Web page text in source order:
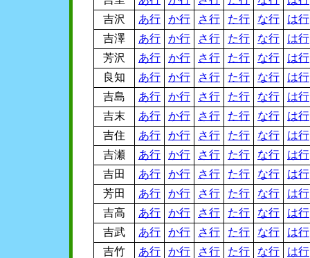
吉沢
あ行 か行 さ行 た行 な行
は行
吉澤
あ行 か行 さ行 た行 な行
は行
芳沢
あ行 か行 さ行 た行 な行
は行
良知
あ行 か行 さ行 た行 な行
は行
吉島
あ行 か行 さ行 た行 な行
は行
吉末
あ行 か行 さ行 た行 な行
は行
吉住
あ行 か行 さ行 た行 な行
は行
吉瀬
あ行 か行 さ行 た行 な行
は行
吉田
あ行 か行 さ行 た行 な行
は行
芳田
あ行 か行 さ行 た行 な行
は行
吉高
あ行 か行 さ行 た行 な行
は行
吉武
あ行 か行 さ行 た行 な行
は行
吉竹
あ行 か行 さ行 た行 な行
は行